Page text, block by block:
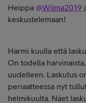
Heippa @Wilma2019
keskustelemaan!
Harmi kuulla että
On todella
uudelleen. Laskutus
periaatteessa nyt
helmikuulta. Näet